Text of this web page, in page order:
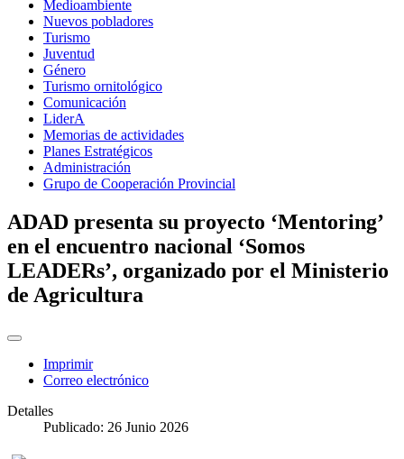
Medioambiente
Nuevos pobladores
Turismo
Juventud
Género
Turismo ornitológico
Comunicación
LiderA
Memorias de actividades
Planes Estratégicos
Administración
Grupo de Cooperación Provincial
ADAD presenta su proyecto ‘Mentoring’
en el encuentro nacional ‘Somos
LEADERs’, organizado por el Ministerio
de Agricultura
Imprimir
Correo electrónico
Detalles
Publicado: 26 Junio 2026